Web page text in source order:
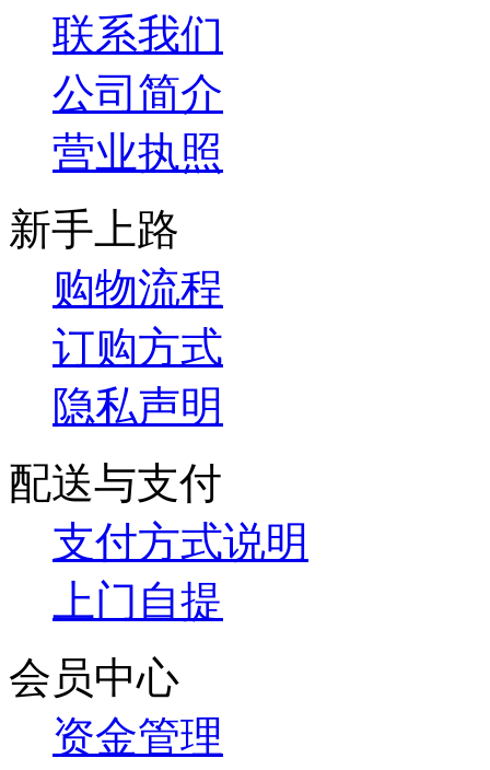
联系我们
公司简介
营业执照
新手上路
购物流程
订购方式
隐私声明
配送与支付
支付方式说明
上门自提
会员中心
资金管理